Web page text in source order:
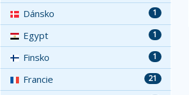
1
Dánsko
1
Egypt
1
Finsko
21
Francie